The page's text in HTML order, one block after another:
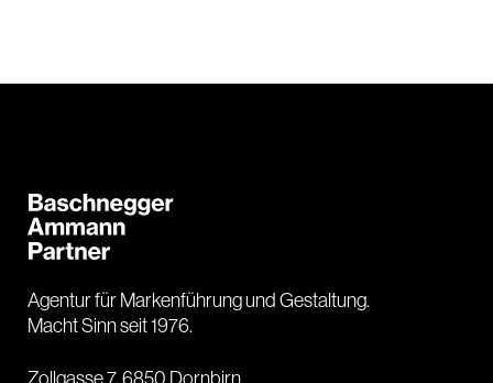
Agentur für Markenführung und Gestaltung.
Macht Sinn seit 1976.